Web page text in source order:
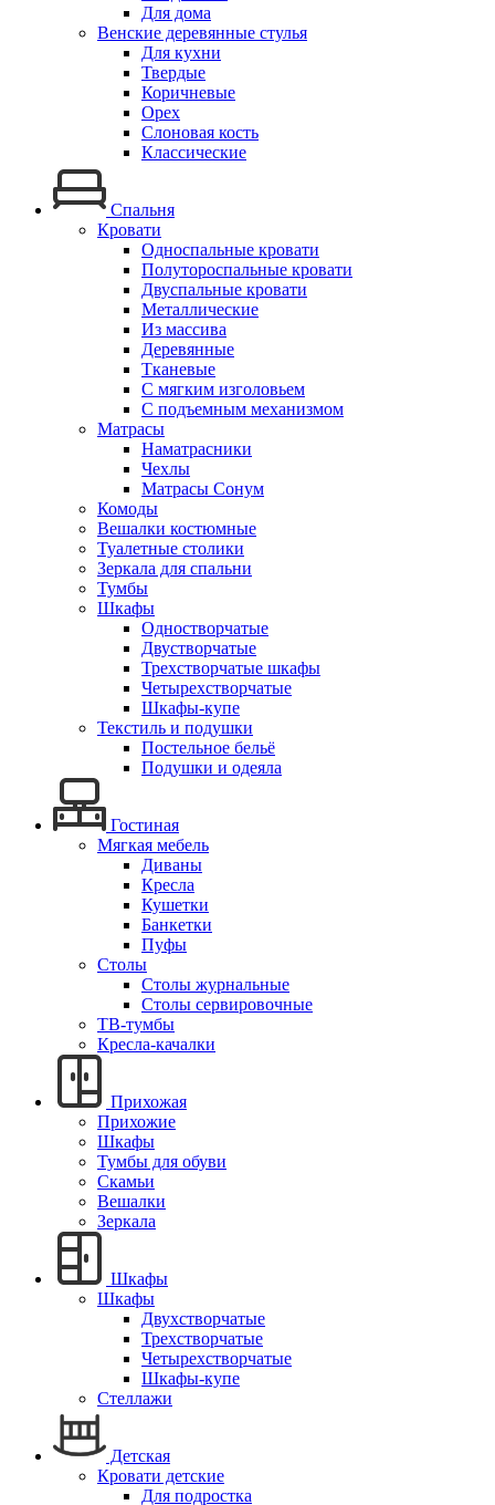
Для дома
Венские деревянные стулья
Для кухни
Твердые
Коричневые
Орех
Слоновая кость
Классические
Спальня
Кровати
Односпальные кровати
Полутороспальные кровати
Двуспальные кровати
Металлические
Из массива
Деревянные
Тканевые
С мягким изголовьем
С подъемным механизмом
Матрасы
Наматрасники
Чехлы
Матрасы Сонум
Комоды
Вешалки костюмные
Туалетные столики
Зеркала для спальни
Тумбы
Шкафы
Одностворчатые
Двустворчатые
Трехстворчатые шкафы
Четырехстворчатые
Шкафы-купе
Текстиль и подушки
Постельное бельё
Подушки и одеяла
Гостиная
Мягкая мебель
Диваны
Кресла
Кушетки
Банкетки
Пуфы
Столы
Столы журнальные
Столы сервировочные
ТВ-тумбы
Кресла-качалки
Прихожая
Прихожие
Шкафы
Тумбы для обуви
Скамьи
Вешалки
Зеркала
Шкафы
Шкафы
Двухстворчатые
Трехстворчатые
Четырехстворчатые
Шкафы-купе
Стеллажи
Детская
Кровати детские
Для подростка